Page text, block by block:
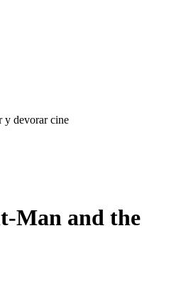
y devorar cine
Man and the